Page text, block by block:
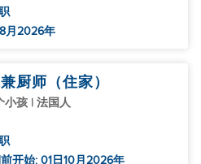
月2026年
厨师（住家）
小孩 | 法国人
开始: 01日10月2026年